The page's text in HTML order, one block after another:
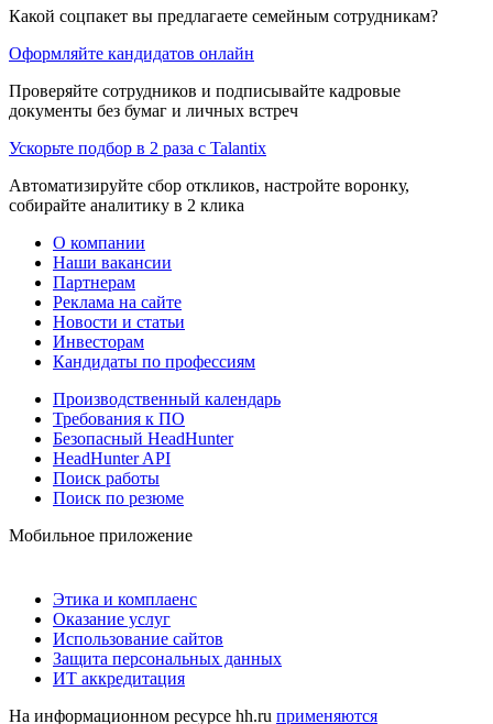
Какой соцпакет вы предлагаете семейным сотрудникам?
Оформляйте кандидатов онлайн
Проверяйте сотрудников и подписывайте кадровые
документы без бумаг и личных встреч
Ускорьте подбор в 2 раза с Talantix
Автоматизируйте сбор откликов, настройте воронку,
собирайте аналитику в 2 клика
О компании
Наши вакансии
Партнерам
Реклама на сайте
Новости и статьи
Инвесторам
Кандидаты по профессиям
Производственный календарь
Требования к ПО
Безопасный HeadHunter
HeadHunter API
Поиск работы
Поиск по резюме
Мобильное приложение
Этика и комплаенс
Оказание услуг
Использование сайтов
Защита персональных данных
ИТ аккредитация
На информационном ресурсе hh.ru применяются